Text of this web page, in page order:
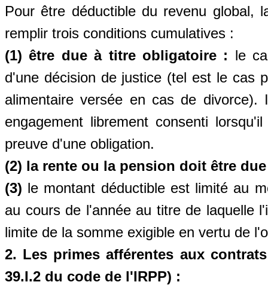
Pour être déductible du revenu global,
remplir trois conditions cumulatives :
(1) être due à titre obligatoire : le
d'une décision de justice (tel est le cas
alimentaire versée en cas de divorce).
engagement librement consenti
preuve d'une obligation.
(2) la rente ou la pension doit être
(3) le montant déductible est limité au
au cours de l'année au titre de laquelle
limite de la somme exigible en vertu de
2. Les primes afférentes aux
39.I.2 du code de l'IRPP) :